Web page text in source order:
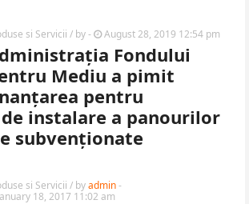
si Servicii / by- August 28, 2019 12:54 pm
Fondului
Mediu a pimit
pentru
instalare a panourilor
subvenționate
si Servicii / byadmin-
18, 2017 11:02 am